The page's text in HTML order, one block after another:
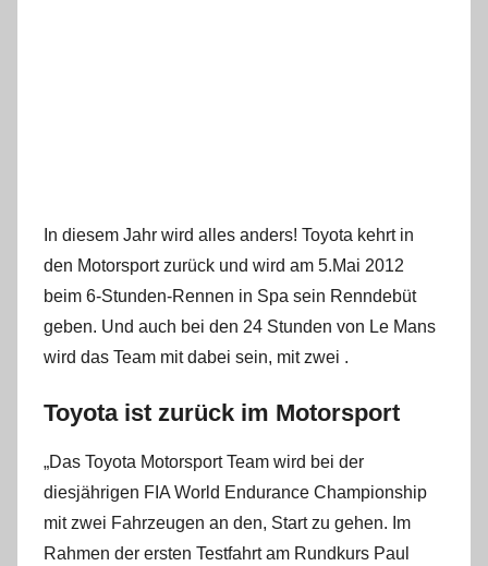
In diesem Jahr wird alles anders! Toyota kehrt in
den Motorsport zurück und wird am 5.Mai 2012
beim 6-Stunden-Rennen in Spa sein Renndebüt
geben. Und auch bei den 24 Stunden von Le Mans
wird das Team mit dabei sein, mit zwei .
Toyota ist zurück im Motorsport
„Das Toyota Motorsport Team wird bei der
diesjährigen FIA World Endurance Championship
mit zwei Fahrzeugen an den, Start zu gehen. Im
Rahmen der ersten Testfahrt am Rundkurs Paul